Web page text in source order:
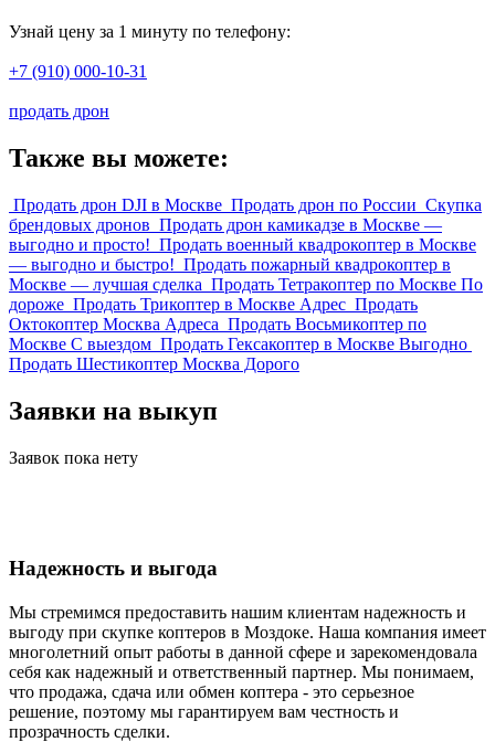
Узнай цену за 1 минуту по телефону:
+7 (910) 000-10-31
продать дрон
Также вы можете:
Продать дрон DJI в Москве Продать дрон по России Скупка
брендовых дронов Продать дрон камикадзе в Москве —
выгодно и просто! Продать военный квадрокоптер в Москве
— выгодно и быстро! Продать пожарный квадрокоптер в
Москве — лучшая сделка Продать Тетракоптер по Москве По
дороже Продать Трикоптер в Москве Адрес Продать
Октокоптер Москва Адреса Продать Восьмикоптер по
Москве С выездом Продать Гексакоптер в Москве Выгодно
Продать Шестикоптер Москва Дорого
Заявки на выкуп
Заявок пока нету
Надежность и выгода
Мы стремимся предоставить нашим клиентам надежность и
выгоду при скупке коптеров в Моздоке. Наша компания имеет
многолетний опыт работы в данной сфере и зарекомендовала
себя как надежный и ответственный партнер. Мы понимаем,
что продажа, сдача или обмен коптера - это серьезное
решение, поэтому мы гарантируем вам честность и
прозрачность сделки.